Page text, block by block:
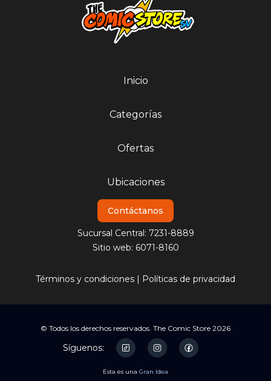
Inicio
Categorías
Ofertas
Ubicaciones
Contáctanos
Sucursal Central: 7231-8889
Sitio web: 6071-8160
Términos y condiciones | Políticas de privacidad
© Todos los derechos reservados. The Comic Store 2026
Síguenos:
Esta es una Gran Idea